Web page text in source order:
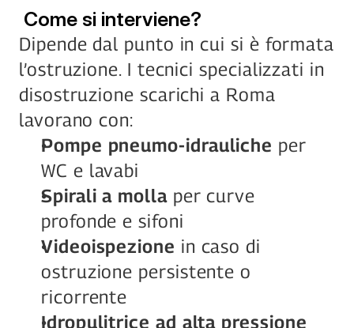
Come si interviene?
Dipende dal punto in cui si è formata
l’ostruzione. I tecnici specializzati in
disostruzione scarichi a Roma
lavorano con:
Pompe pneumo-idrauliche per
WC e lavabi
Spirali a molla per curve
profonde e sifoni
Videoispezione in caso di
ostruzione persistente o
ricorrente
Idropulitrice ad alta pressione